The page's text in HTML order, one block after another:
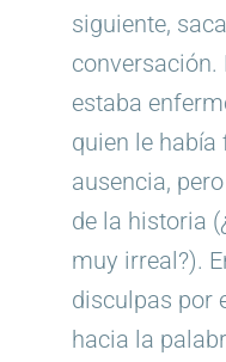
siguiente,
conversación.
estaba
quien le
ausencia,
de la historia
muy irreal?).
disculpas por
hacia la